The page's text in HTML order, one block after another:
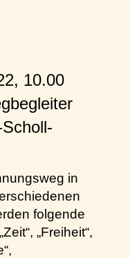
10.00
in
folgende
„Freiheit“,